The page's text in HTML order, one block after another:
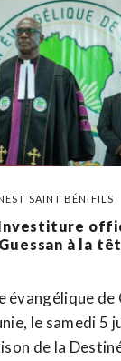
SAINT BÉNIFILS
Investiture
à la
évangélique de
le samedi 5
de la